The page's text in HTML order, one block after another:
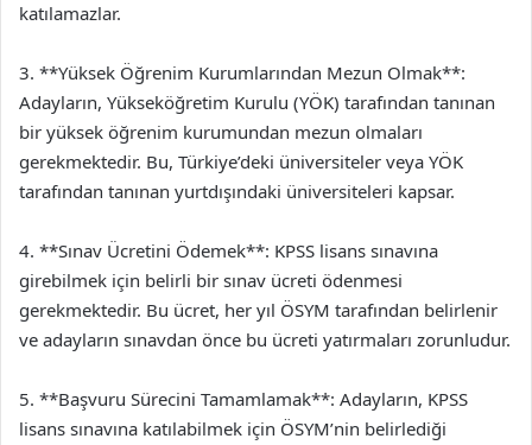
katılamazlar.
3. **Yüksek Öğrenim Kurumlarından Mezun Olmak**:
Adayların, Yükseköğretim Kurulu (YÖK) tarafından tanınan
bir yüksek öğrenim kurumundan mezun olmaları
gerekmektedir. Bu, Türkiye’deki üniversiteler veya YÖK
tarafından tanınan yurtdışındaki üniversiteleri kapsar.
4. **Sınav Ücretini Ödemek**: KPSS lisans sınavına
girebilmek için belirli bir sınav ücreti ödenmesi
gerekmektedir. Bu ücret, her yıl ÖSYM tarafından belirlenir
ve adayların sınavdan önce bu ücreti yatırmaları zorunludur.
5. **Başvuru Sürecini Tamamlamak**: Adayların, KPSS
lisans sınavına katılabilmek için ÖSYM’nin belirlediği